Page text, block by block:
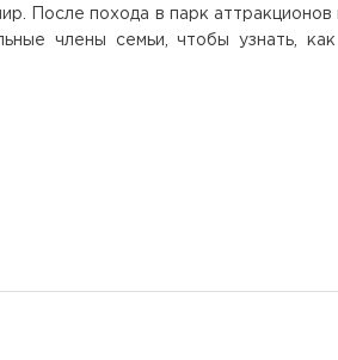
После похода в парк аттракционов
члены семьи, чтобы узнать,